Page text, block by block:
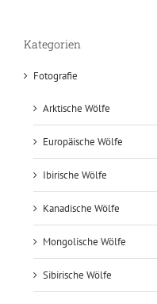
Kategorien
Fotografie
Arktische Wölfe
Europäische Wölfe
Ibirische Wölfe
Kanadische Wölfe
Mongolische Wölfe
Sibirische Wölfe